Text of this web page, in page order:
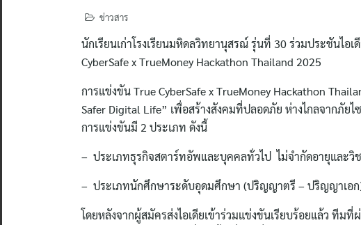
ข่าวสาร
นักเรียนเก่าโรงเรียนมหิดลวิทยานุสรณ์ รุ่นที่ 30 ร่วมประชันไ
CyberSafe x TrueMoney Hackathon Thailand 2025
การแข่งขัน True CyberSafe x TrueMoney Hackathon
Safer Digital Life” เพื่อสร้างสังคมที่ปลอดภัย ห่างไกลจากภัย
การแข่งขันมี 2 ประเภท ดังนี้
– ประเภทธุรกิจสตาร์ทอัพและบุคคลทั่วไป ไม่จำกัดอายุและ
– ประเภทนักศึกษาระดับอุดมศึกษา (ปริญญาตรี – ปริญญาเอ
โดยหลังจากผู้สมัครส่งไอเดียเข้าร่วมแข่งขันเรียบร้อยแล้ว ทีม